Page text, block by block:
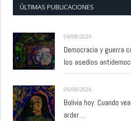
ÚLTIMAS PUBLICACIONES
06/08/2026
Democracia y guerra
los asedios
06/08/2026
Bolivia hoy: Cuando
arder…